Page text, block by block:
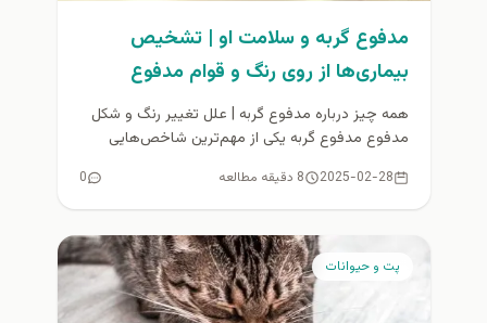
مدفوع گربه و سلامت او | تشخیص
بیماری‌ها از روی رنگ و قوام مدفوع
همه چیز درباره مدفوع گربه | علل تغییر رنگ و شکل
مدفوع مدفوع گربه یکی از مهم‌ترین شاخص‌هایی
2025-02-28 8 دقیقه مطالعه 0
پت و حیوانات